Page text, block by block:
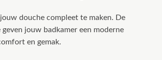
douche compleet te maken. De
jouw badkamer een moderne
en gemak.